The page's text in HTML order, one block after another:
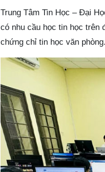
Trung Tâm Tin Học – Đại
có nhu cầu học tin học trên
chứng chỉ tin học văn